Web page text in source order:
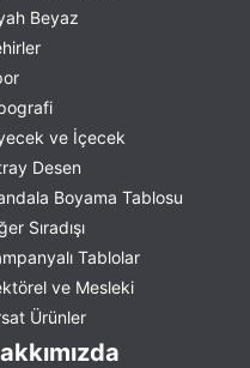
Beyaz
ve İçecek
Desen
Boyama Tablosu
Sıradışı
Tablolar
ve Mesleki
Ürünler